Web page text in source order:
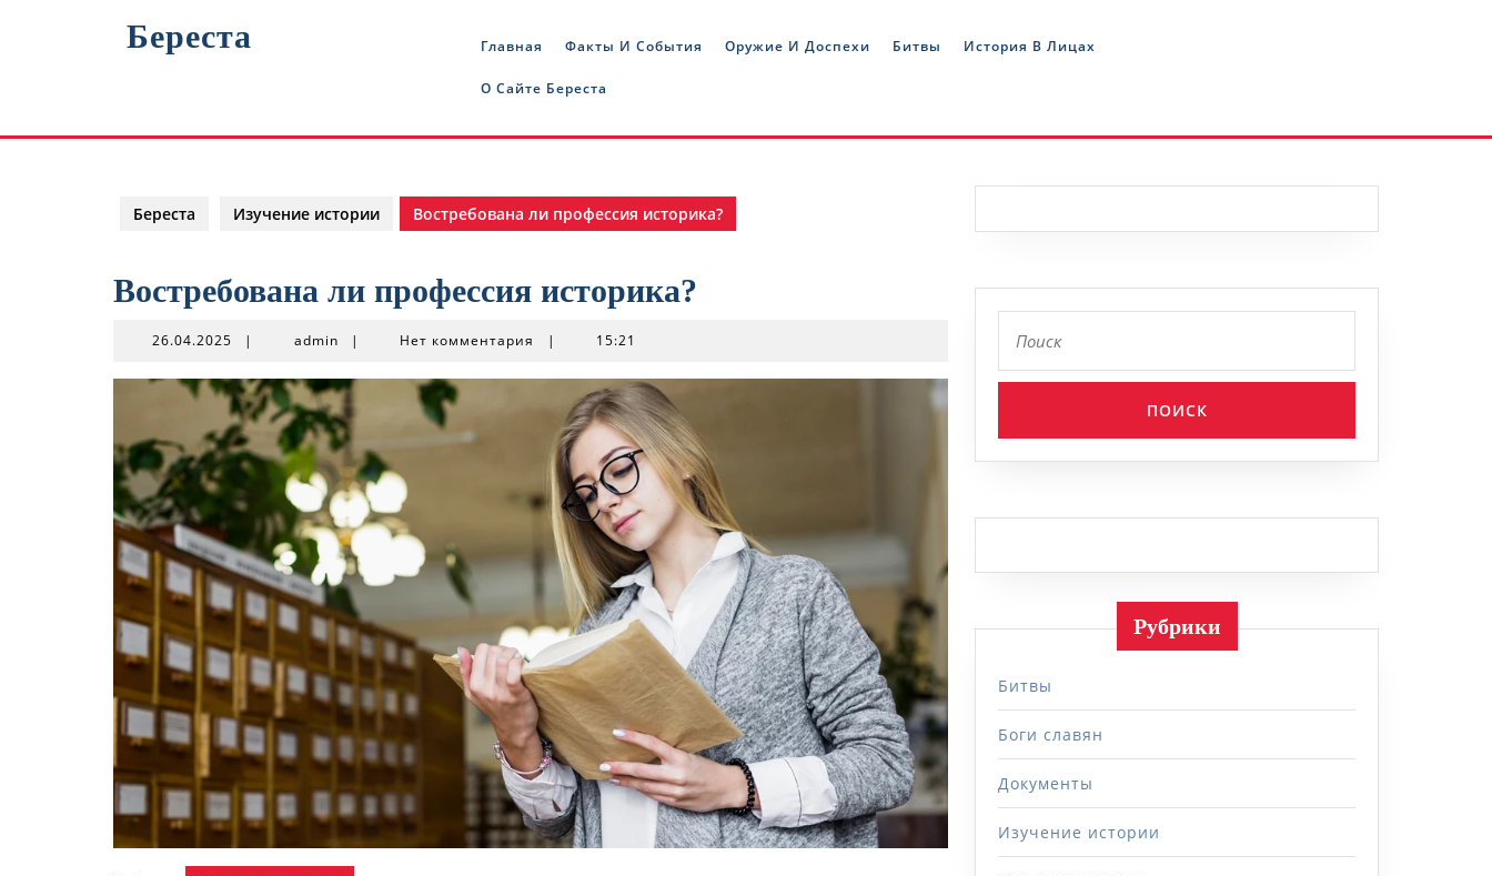
Береста Главная Факты И События Оружие И Доспехи Битвы История В Лицах
О Сайте Береста
Береста Изучение истории Востребована ли профессия историка?
Востребована ли профессия историка?
26.04.2025 26.04.2025
| adminadmin
| Нет комментария | 15:21
Рубрики
Битвы
Боги славян
Документы
Изучение истории